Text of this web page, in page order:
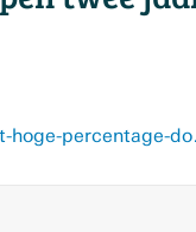
www.nrc.nl/